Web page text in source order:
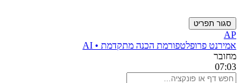
סגור תפריט
AP
אמירנט פרופלטפורמת הכנה מתקדמת • AI
מחובר
07:03